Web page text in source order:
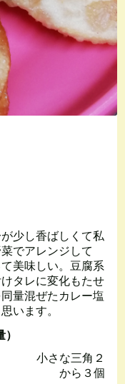
少し香ばしくて私
でアレンジして
美味しい。豆腐系
タレに変化もたせ
量混ぜたカレー塩
います。
小さな三角２
から３個